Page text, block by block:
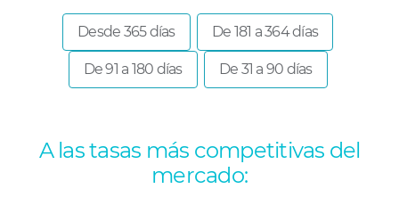
Desde 365 días De 181 a 364 días
De 91 a 180 días De 31 a 90 días
A las tasas más competitivas del
mercado: